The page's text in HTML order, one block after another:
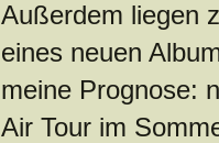
Außerdem liegen
eines neuen
meine Prognose:
Air Tour im